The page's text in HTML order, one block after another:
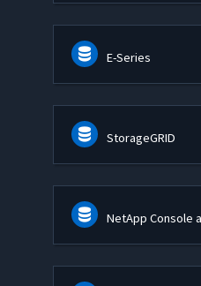
E-Series
StorageGRID
NetApp Console